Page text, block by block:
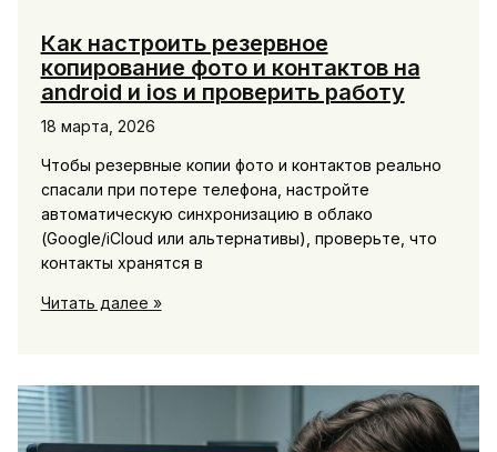
Как настроить резервное
копирование фото и контактов на
android и ios и проверить работу
18 марта, 2026
Чтобы резервные копии фото и контактов реально
спасали при потере телефона, настройте
автоматическую синхронизацию в облако
(Google/iCloud или альтернативы), проверьте, что
контакты хранятся в
Как
фото
и
контактов
Читать далее »